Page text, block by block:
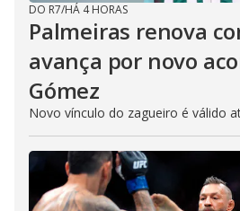
DO R7/HÁ 4 HORAS
Palmeiras renova
avança por novo
Gómez
Novo vínculo do zagueiro é válido